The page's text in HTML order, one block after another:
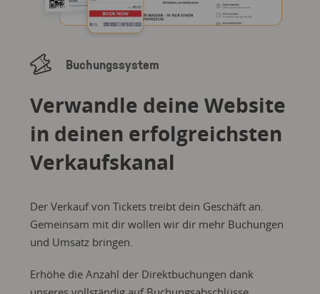
Buchungssystem
Verwandle deine Website
in deinen erfolgreichsten
Verkaufskanal
Der Verkauf von Tickets treibt dein Geschäft an.
Gemeinsam mit dir wollen wir dir mehr Buchungen
und Umsatz bringen.
Erhöhe die Anzahl der Direktbuchungen dank